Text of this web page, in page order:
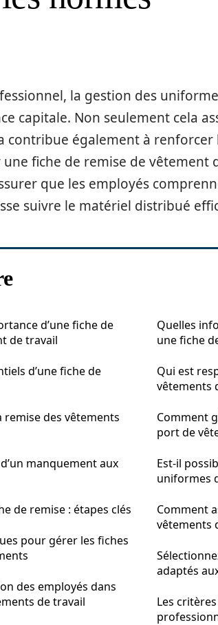
la gestion des
capitale. Non seulement cela
contribue également à renforcer
une fiche de remise de vêtement
que les employés
suivre le matériel distribué
d’une fiche de
de travail
d’une fiche de
remise des vêtements
manquement aux
de remise : étapes clés
pour gérer les fiches
des employés dans
de travail
Quelles
une fiche
Qui est
vêtements
Comment
port de
Est-il
uniformes
Comment
vêtements
adaptés
Les